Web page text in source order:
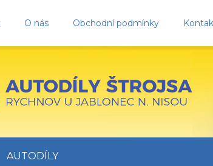
O nás Obchodní podmínky
AUTODÍLY